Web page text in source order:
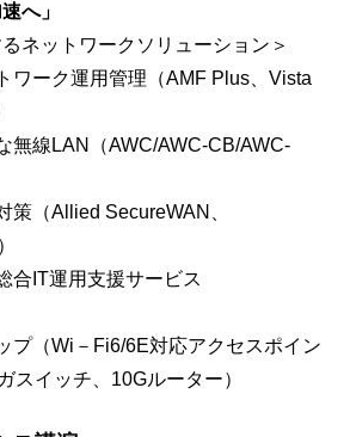
へ」
ネットワークソリューション＞
ワーク運用管理（AMF Plus、Vista
無線LAN（AWC/AWC-CB/AWC-
（Allied SecureWAN、
合IT運用支援サービス
プ（Wi－Fi6/6E対応アクセスポイン
スイッチ、10Gルーター）